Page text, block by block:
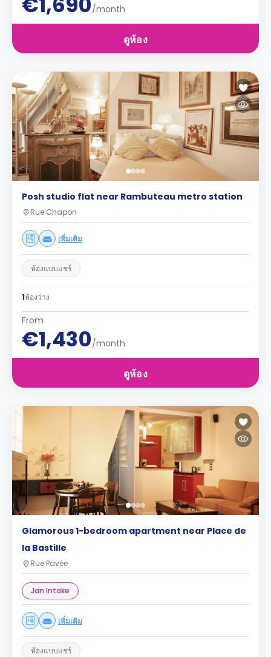
/month
ดูห้อง
Posh studio flat near Rambuteau metro station
Rue Chapon
เพิ่มเติม
ห้องแบบแชร์
1ห้องว่าง
From
€1,430/month
ดูห้อง
Glamorous 1-bedroom apartment near Place de
la Bastille
Rue Pavée
Jan Intake
เพิ่มเติม
ห้องแบบแชร์